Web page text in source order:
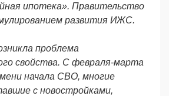
ипотека». Правительство
развития ИЖС.
проблема
свойства. С февраля-марта
начала СВО, многие
с новостройками,